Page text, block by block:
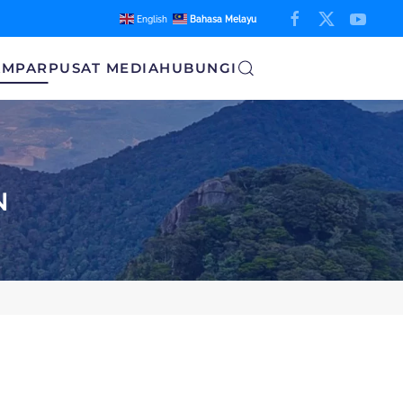
English Bahasa Melayu
PUSAT MEDIAHUBUNGI